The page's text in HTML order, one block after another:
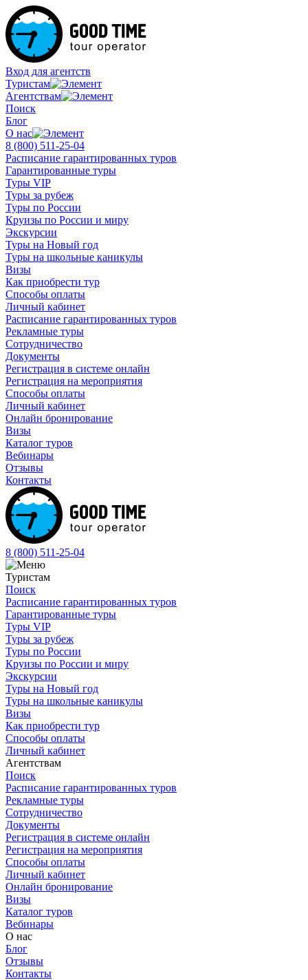
Вход для агентств
Туристам
Агентствам
Поиск
Блог
О нас
8 (800) 511-25-04
Расписание гарантированных туров
Гарантированные туры
Туры VIP
Туры за рубеж
Туры по России
Круизы по России и миру
Экскурсии
Туры на Новый год
Туры на школьные каникулы
Визы
Как приобрести тур
Способы оплаты
Личный кабинет
Расписание гарантированных туров
Рекламные туры
Сотрудничество
Документы
Регистрация в системе онлайн
Регистрация на мероприятия
Способы оплаты
Личный кабинет
Онлайн бронирование
Визы
Каталог туров
Вебинары
Отзывы
Контакты
8 (800) 511-25-04
Туристам
Поиск
Расписание гарантированных туров
Гарантированные туры
Туры VIP
Туры за рубеж
Туры по России
Круизы по России и миру
Экскурсии
Туры на Новый год
Туры на школьные каникулы
Визы
Как приобрести тур
Способы оплаты
Личный кабинет
Агентствам
Поиск
Расписание гарантированных туров
Рекламные туры
Сотрудничество
Документы
Регистрация в системе онлайн
Регистрация на мероприятия
Способы оплаты
Личный кабинет
Онлайн бронирование
Визы
Каталог туров
Вебинары
О нас
Блог
Отзывы
Контакты